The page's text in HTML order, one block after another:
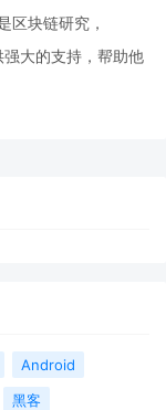
区块链研究，
大的支持， 帮助他
Android
黑客